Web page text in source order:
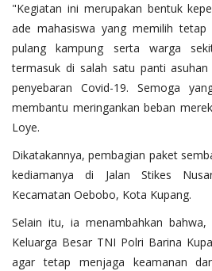
"Kegiatan ini merupakan bentuk
ade mahasiswa yang memilih
pulang kampung serta warga
termasuk di salah satu panti
penyebaran Covid-19. Semoga
membantu meringankan beban
Loye.
Dikatakannya, pembagian paket
kediamanya di Jalan Stikes
Kecamatan Oebobo, Kota Kupang.
Selain itu, ia menambahkan
Keluarga Besar TNI Polri Barina
agar tetap menjaga keamanan